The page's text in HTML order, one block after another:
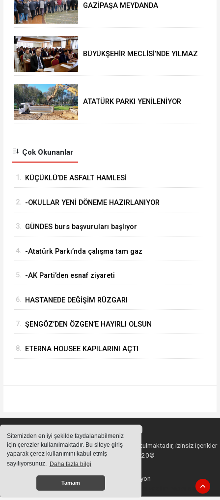
Sitemizden en iyi şekilde faydalanabilmeniz
için çerezler kullanılmaktadır. Bu siteye giriş
yaparak çerez kullanımını kabul etmiş
sayılıyorsunuz. Daha fazla bilgi
Tamam
GAZİPAŞA MEYDANDA
BÜYÜKŞEHİR MECLİSİ’NDE YILMAZ
ATATÜRK PARKI YENİLENİYOR
Çok Okunanlar
1. KÜÇÜKLÜ’DE ASFALT HAMLESİ
2. -OKULLAR YENİ DÖNEME HAZIRLANIYOR
3. GÜNDES burs başvuruları başlıyor
4. -Atatürk Parkı’nda çalışma tam gaz
5. -AK Parti’den esnaf ziyareti
6. HASTANEDE DEĞİŞİM RÜZGARI
7. ŞENGÖZ’DEN ÖZGEN’E HAYIRLI OLSUN
8. ETERNA HOUSEE KAPILARINI AÇTI
Sitemizde bulunan içeriklerin tüm hakları saklı tutulmaktadır, izinsiz içerikler
kullanılamaz. Copyright 2020©
Haber Yazılımı:
Web Aksiyon
haber yazılımı
haber scripti haber script